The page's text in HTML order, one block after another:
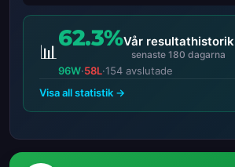
📊
62.3%Vår resultathistorik
senaste 180 dagarna
96W·58L·154 avslutade
Visa all statistik →